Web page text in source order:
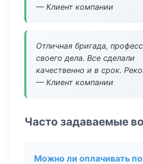
— Клиент компании
Отличная бригада,
своего дела. Все сделали
качественно и в срок.
— Клиент компании
Часто задаваемые
Можно ли оплачивать